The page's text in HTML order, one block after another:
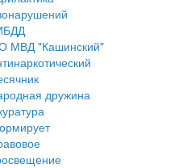
МВД "Кашинский"
дружина